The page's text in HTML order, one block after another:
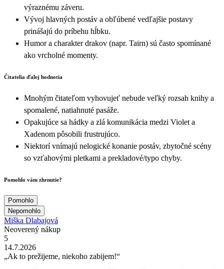
výraznému záveru.
Vývoj hlavných postáv a obľúbené vedľajšie postavy
prinášajú do príbehu hĺbku.
Humor a charakter drakov (napr. Tairn) sú často spomínané
ako vrcholné momenty.
Čitatelia ďalej hodnotia
Mnohým čitateľom vyhovujeť nebude veľký rozsah knihy a
spomalené, natiahnuté pasáže.
Opakujúce sa hádky a zlá komunikácia medzi Violet a
Xadenom pôsobili frustrujúco.
Niektorí vnímajú nelogické konanie postáv, zbytočné scény
so vzťahovými pletkami a prekladové/typo chyby.
Pomohlo vám zhrnutie?
Pomohlo
Nepomohlo
Miška Dlabajová
Neoverený nákup
5
14.7.2026
„Ak to prežijeme, niekoho zabijem!“